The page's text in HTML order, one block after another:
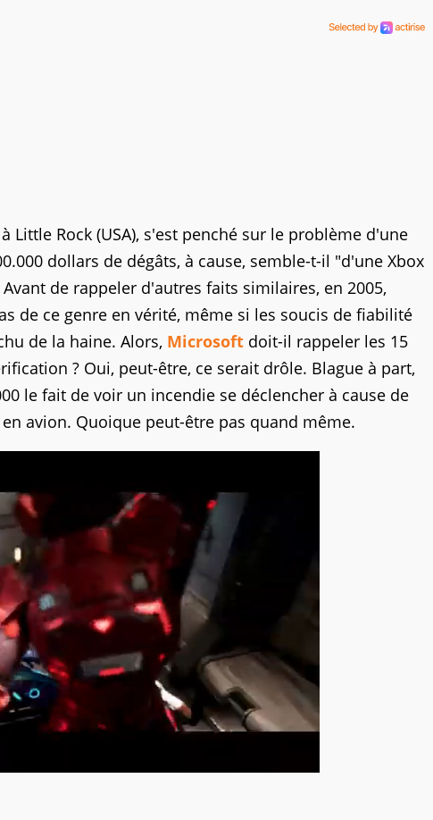
Little Rock (USA), s'est penché sur le problème d'une
dollars de dégâts, à cause, semble-t-il "d'une Xbox
de rappeler d'autres faits similaires, en 2005,
de ce genre en vérité, même si les soucis de fiabilité
de la haine. Alors, Microsoft doit-il rappeler les 15
? Oui, peut-être, ce serait drôle. Blague à part,
le fait de voir un incendie se déclencher à cause de
avion. Quoique peut-être pas quand même.